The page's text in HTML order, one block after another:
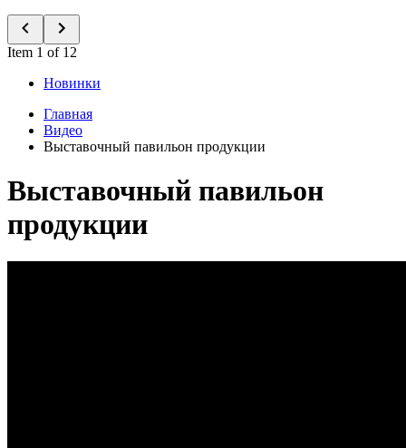
Item 1 of 12
Новинки
Главная
Видео
Выставочный павильон продукции
Выставочный павильон
продукции